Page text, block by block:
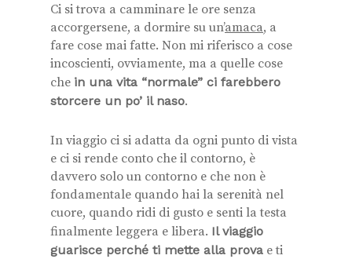
Ci si trova a camminare le ore senza
accorgersene, a dormire su un’amaca, a
fare cose mai fatte. Non mi riferisco a cose
incoscienti, ovviamente, ma a quelle cose
che in una vita “normale” ci farebbero
storcere un po’ il naso.
In viaggio ci si adatta da ogni punto di vista
e ci si rende conto che il contorno, è
davvero solo un contorno e che non è
fondamentale quando hai la serenità nel
cuore, quando ridi di gusto e senti la testa
finalmente leggera e libera. Il viaggio
guarisce perché ti mette alla prova e ti